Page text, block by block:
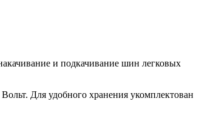
и подкачивание шин легковых
Для удобного хранения укомплектован